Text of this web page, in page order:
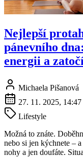
Nejlepší
pánevního
energii a
Michaela Pišanová
27. 11. 2025, 14:47
Lifestyle
Možná to znáte.
nebo si jen kýchnete –
nohy a jen doufáte.